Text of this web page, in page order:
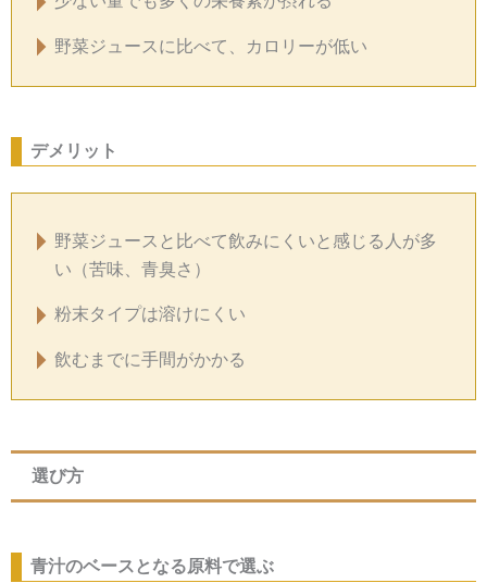
野菜ジュースに比べて、カロリーが低い
デメリット
野菜ジュースと比べて飲みにくいと感じる人が多
い（苦味、青臭さ）
粉末タイプは溶けにくい
飲むまでに手間がかかる
選び方
青汁のベースとなる原料で選ぶ